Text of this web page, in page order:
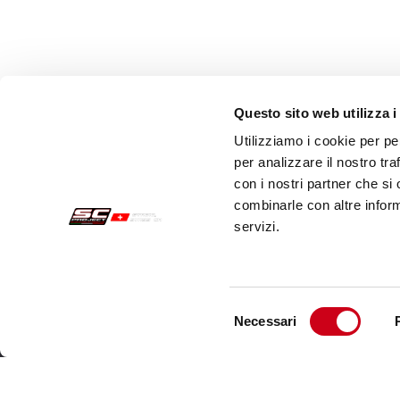
Questo sito web utilizza i
Utilizziamo i cookie per
per analizzare il nostro
con i nostri partner che si
combinarle con altre
servizi.
Necessari